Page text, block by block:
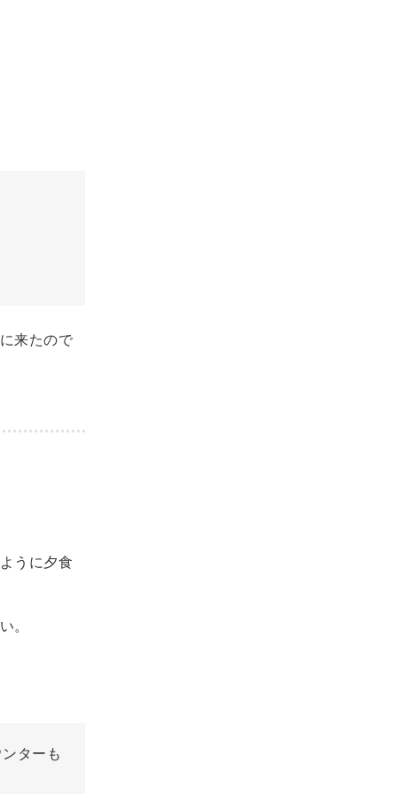
来たので
うに夕食
。
ターも